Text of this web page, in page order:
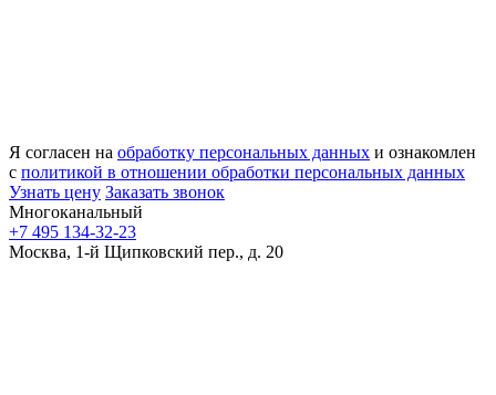
Я согласен на обработку персональных данных и ознакомлен
с политикой в отношении обработки персональных данных
Узнать цену Заказать звонок
Многоканальный
+7 495 134-32-23
Москва, 1-й Щипковский пер., д. 20